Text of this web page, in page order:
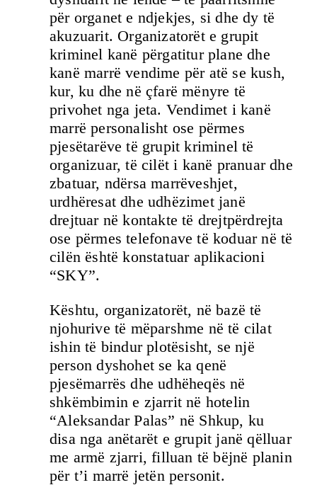
për organet e ndjekjes, si dhe dy të
akuzuarit. Organizatorët e grupit
kriminel kanë përgatitur plane dhe
kanë marrë vendime për atë se kush,
kur, ku dhe në çfarë mënyre të
privohet nga jeta. Vendimet i kanë
marrë personalisht ose përmes
pjesëtarëve të grupit kriminel të
organizuar, të cilët i kanë pranuar dhe
zbatuar, ndërsa marrëveshjet,
urdhëresat dhe udhëzimet janë
drejtuar në kontakte të drejtpërdrejta
ose përmes telefonave të koduar në të
cilën është konstatuar aplikacioni
“SKY”.
Kështu, organizatorët, në bazë të
njohurive të mëparshme në të cilat
ishin të bindur plotësisht, se një
person dyshohet se ka qenë
pjesëmarrës dhe udhëheqës në
shkëmbimin e zjarrit në hotelin
“Aleksandar Palas” në Shkup, ku
disa nga anëtarët e grupit janë qëlluar
me armë zjarri, filluan të bëjnë planin
për t’i marrë jetën personit.